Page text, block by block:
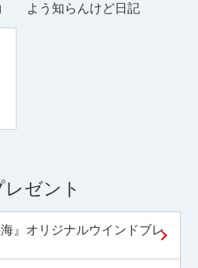
よう知らんけど日記
レゼント
』オリジナルウインドブレ